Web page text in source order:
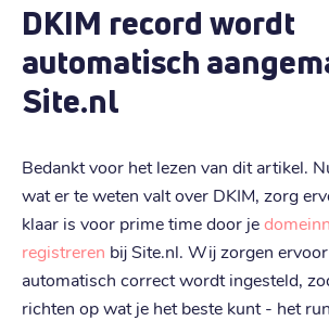
DKIM record wordt
automatisch
Site.nl
Bedankt voor het lezen van dit artikel.
wat er te weten valt over DKIM, zorg
klaar is voor prime time door je
registreren bij Site.nl. Wij zorgen
automatisch correct wordt ingesteld,
richten op wat je het beste kunt - het